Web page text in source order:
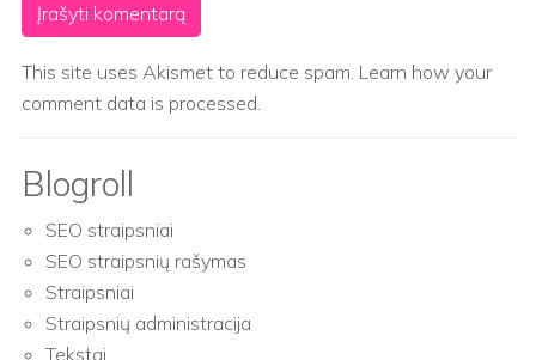
This site uses Akismet to reduce spam. Learn how your
comment data is processed.
Blogroll
SEO straipsniai
SEO straipsnių rašymas
Straipsniai
Straipsnių administracija
Tekstai